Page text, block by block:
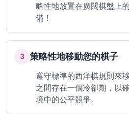
略性地放置在廣闊棋盤上
備！
3 策略性地移動您的棋子
遵守標準的西洋棋規則來
之間存在一個冷卻期，以
境中的公平競爭。